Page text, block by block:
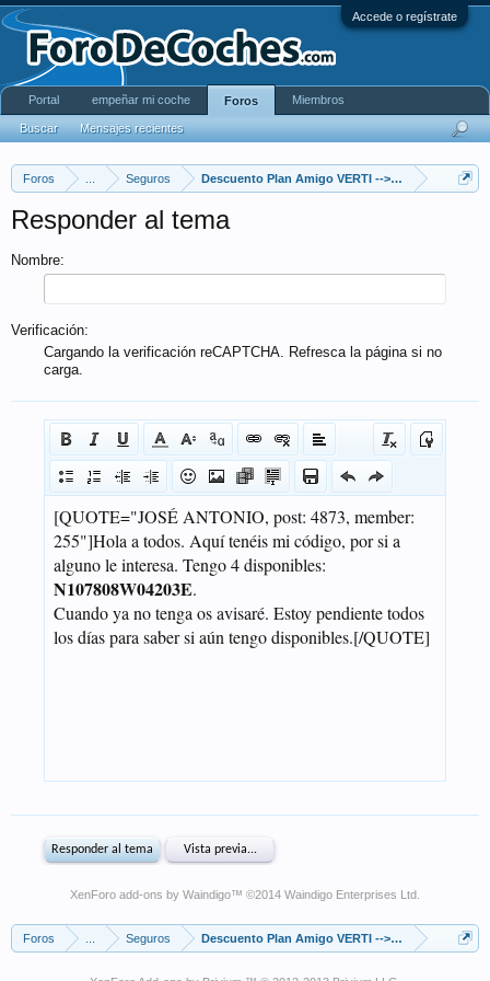
Accede o regístrate
Foros Seguros Descuento Plan Amigo VERTI -->
Responder al tema
Nombre:
Verificación:
Cargando la verificación reCAPTCHA. Refresca la página si no
carga.
XenForo add-ons by Waindigo™ ©2014 Waindigo Enterprises Ltd
Foros Seguros Descuento Plan Amigo VERTI -->
Portal empeñar mi coche Foros
Buscar Mensajes recientes
Miembros